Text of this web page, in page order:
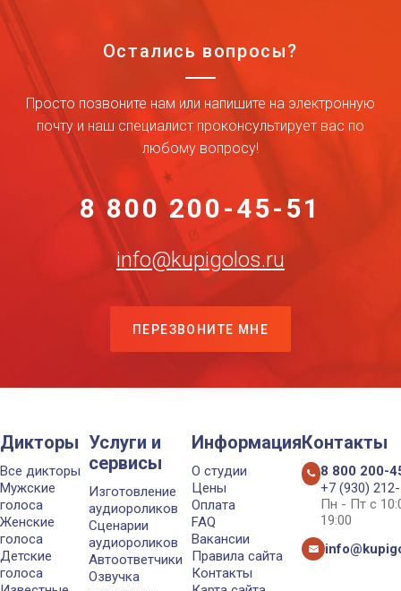
Остались вопросы?
Просто позвоните нам или напишите на электронную
почту и наш специалист проконсультирует вас по
любому вопросу!
8 800 200-45-51
info@kupigolos.ru
ПЕРЕЗВОНИТЕ МНЕ
Дикторы
Все дикторы
Мужские
голоса
Женские
голоса
Детские
голоса
Услуги и
сервисы
Изготовление
аудиороликов
Сценарии
аудиороликов
Автоответчики
Озвучка
Информация
О студии
Цены
Оплата
FAQ
Вакансии
Правила сайта
Контакты
Контакты
8 800 200-
+7 (930)
Пн - Пт с
19:00